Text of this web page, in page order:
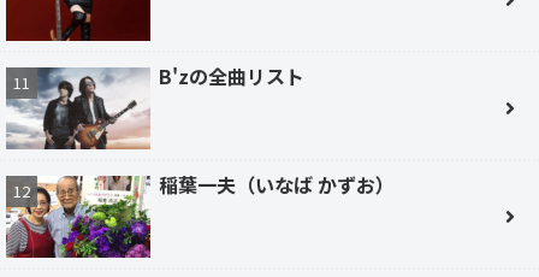
B'zの全曲リスト
稲葉一夫（いなば かずお）